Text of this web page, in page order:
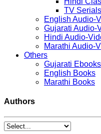
TV Serials
English Audio-
Gujarati Audio-
Hindi Audio-
Marathi Audio-
Others
Gujarati Ebooks
English Books
Marathi Books
Authors